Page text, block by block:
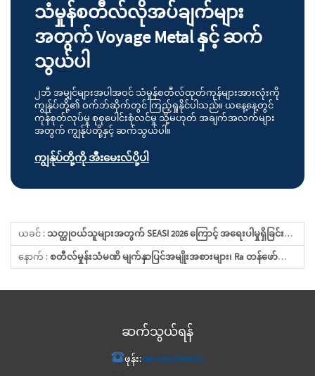
သံမှုန်စတီလ်လိုအပ်ချက်များ
အတွက် Voyage Metal နှင့် ဆက်
သွယ်ပါ
၂ဘီ အမျှင်များအပါအဝင် သံမှုန်စတီလ်ထုတ်ကုန်များအားလုံးကို
ကျွန်ုပ်တို့၏ ဝက်ဘ်ဆိုက်တွင် ကြည့်ရှုနိုင်ပါသည်။ ယနေ့နေ့တွင်
ကုန်စုတ်လုပ်မှု စုစုပေါင်းစုံလင်မှု သို့မဟုတ် အချက်အလက်များ
အတွက် ကျွန်ုပ်တို့နှင့် ဆက်သွယ်ပါ။
ကျွန်ုပ်တို့ကို အီးမေးလ်ပို့ပါ
ယခင် :သတ္ထုဝယ်သူများအတွက် SEASI 2026 ကြောင့် အရေးပါမှုရှိခြင်း၏ အကြောင်းရင်း
နောက် :စတီလ်မှုန်းသံမဏိ မျက်နှာပြင်အမျိုးအစားများ၊ Ra တန်ဖော်ပေးချက်များနှင့် ရွေးချယ်နည်း လမ်းညွှန်
ဆက်သွယ်ရန်
ဖုန်း:+86-18917994375